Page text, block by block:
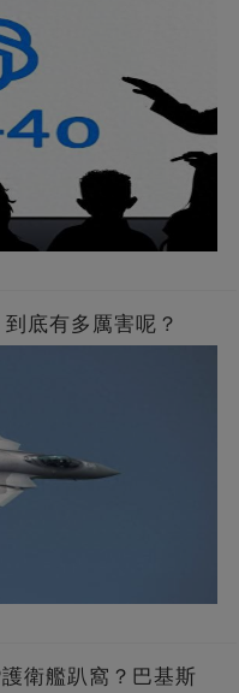
底有多厲害呢？
衛艦趴窩？巴基斯